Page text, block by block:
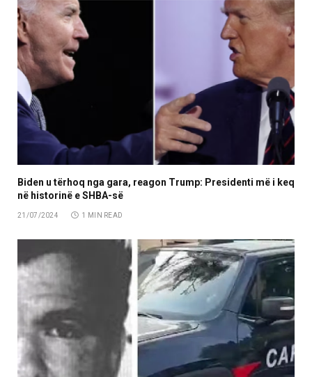
Biden u tërhoq nga gara, reagon Trump: Presidenti më i keq
në historinë e SHBA-së
21/07/2024 1 MIN READ